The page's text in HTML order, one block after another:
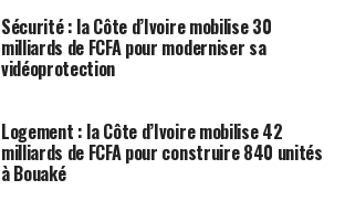
Sécurité : la Côte d’Ivoire mobilise 30
milliards de FCFA pour moderniser sa
vidéoprotection
Logement : la Côte d’Ivoire mobilise 42
milliards de FCFA pour construire 840 unités
à Bouaké